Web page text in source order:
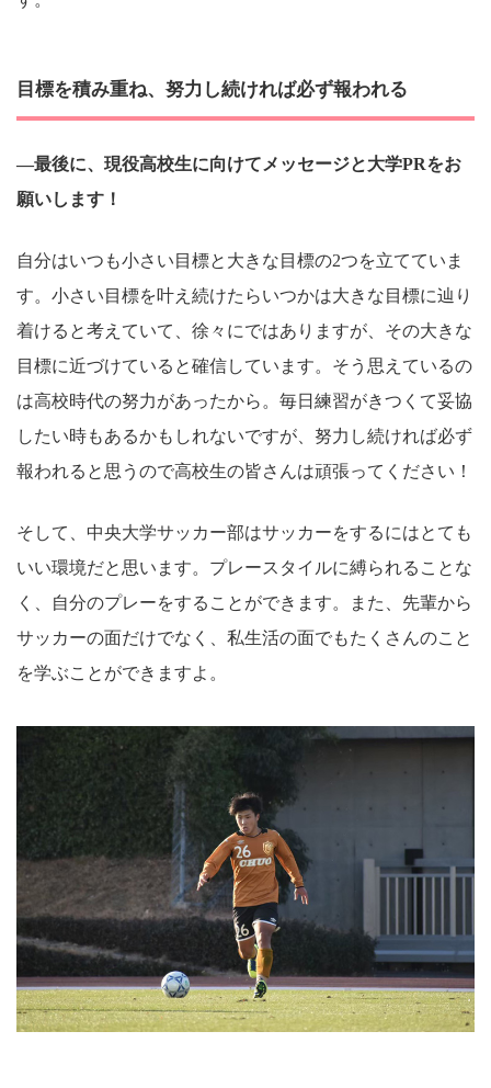
目標を積み重ね、努力し続ければ必ず報われる
―最後に、現役高校生に向けてメッセージと大学PRをお
願いします！
自分はいつも小さい目標と大きな目標の2つを立てていま
す。小さい目標を叶え続けたらいつかは大きな目標に辿り
着けると考えていて、徐々にではありますが、その大きな
目標に近づけていると確信しています。そう思えているの
は高校時代の努力があったから。毎日練習がきつくて妥協
したい時もあるかもしれないですが、努力し続ければ必ず
報われると思うので高校生の皆さんは頑張ってください！
そして、中央大学サッカー部はサッカーをするにはとても
いい環境だと思います。プレースタイルに縛られることな
く、自分のプレーをすることができます。また、先輩から
サッカーの面だけでなく、私生活の面でもたくさんのこと
を学ぶことができますよ。